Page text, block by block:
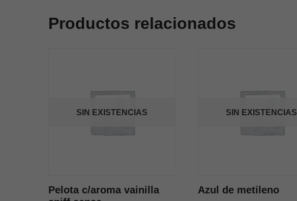
Productos relacionados
SIN EXISTENCIAS
Pelota c/aroma vainilla
SIN EXISTENCIAS
Azul de metileno